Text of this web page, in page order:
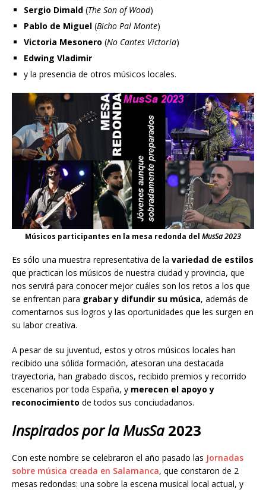
Sergio Dimald (The Son of Wood)
Pablo de Miguel (Bicho Pal Monte)
Victoria Mesonero (No Cantes Victoria)
Edwing Vladimir
y la presencia de otros músicos locales.
Músicos participantes en la mesa redonda del MusSa 2023
Es sólo una muestra representativa de la variedad de estilos
que practican los músicos de nuestra ciudad y provincia, que
nos servirá para conocer mejor cuáles son los retos a los que
se enfrentan para grabar y difundir su música, además de
comentarnos sus logros y las oportunidades que les surgen en
su labor creativa.
A pesar de su juventud, estos y otros músicos locales han
recibido una sólida formación, atesoran una destacada
trayectoria, han grabado discos, recibido premios y recorrido
escenarios por toda España, y merecen el apoyo y
reconocimiento de todos sus conciudadanos.
Inspirados por la MusSa2023
Con este nombre se celebraron el año pasado las Jornadas
sobre música creada en Salamanca, que constaron de 2
mesas redondas: una sobre la escena musical local actual, y